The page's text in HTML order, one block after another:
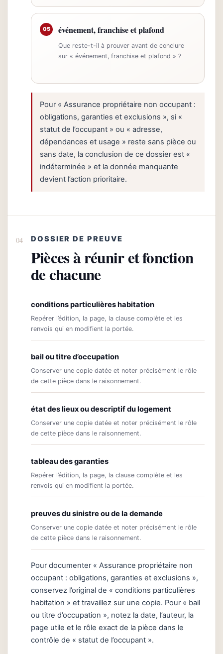
05 événement, franchise et plafond
Que reste-t-il à prouver avant de conclure
sur « événement, franchise et plafond » ?
Pour « Assurance propriétaire non occupant :
obligations, garanties et exclusions », si «
statut de l’occupant » ou « adresse,
dépendances et usage » reste sans pièce ou
sans date, la conclusion de ce dossier est «
indéterminée » et la donnée manquante
devient l’action prioritaire.
DOSSIER DE PREUVE
Pièces à réunir et fonction
de chacune
conditions particulières habitation
Repérer l’édition, la page, la clause complète et les
renvois qui en modifient la portée.
bail ou titre d’occupation
Conserver une copie datée et noter précisément le rôle
de cette pièce dans le raisonnement.
état des lieux ou descriptif du logement
Conserver une copie datée et noter précisément le rôle
de cette pièce dans le raisonnement.
tableau des garanties
Repérer l’édition, la page, la clause complète et les
renvois qui en modifient la portée.
preuves du sinistre ou de la demande
Conserver une copie datée et noter précisément le rôle
de cette pièce dans le raisonnement.
Pour documenter « Assurance propriétaire non
occupant : obligations, garanties et exclusions »,
conservez l’original de « conditions particulières
habitation » et travaillez sur une copie. Pour « bail
ou titre d’occupation », notez la date, l’auteur, la
page utile et le rôle exact de la pièce dans le
contrôle de « statut de l’occupant ».